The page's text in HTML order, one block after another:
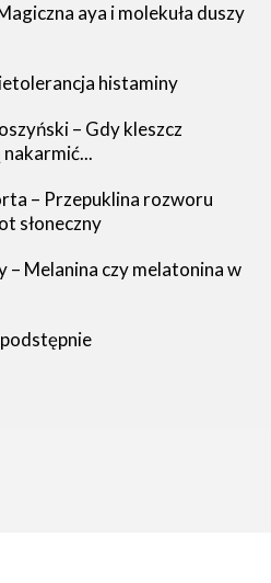
aya i molekuła duszy
histaminy
– Gdy kleszcz
– Przepuklina rozworu
słoneczny
– Melanina czy melatonina w